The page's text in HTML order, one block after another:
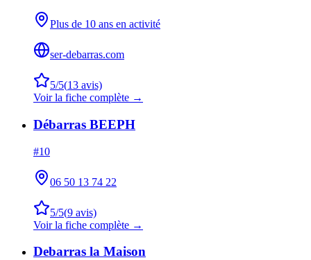
Plus de 10 ans en activité
ser-debarras.com
5/5(13 avis)
Voir la fiche complète →
Débarras BEEPH
#10
06 50 13 74 22
5/5(9 avis)
Voir la fiche complète →
Debarras la Maison